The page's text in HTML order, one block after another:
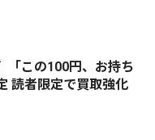
｢この100円、お持ち
読者限定で買取強化